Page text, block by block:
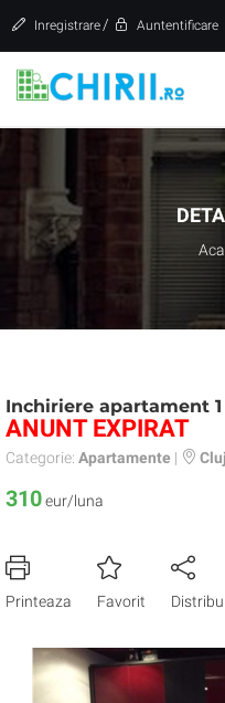
Inregistrare / Auntentificare
Inchiriere apartament
ANUNT EXPIRAT
Categorie: Apartamente |
310eur/luna
Printeaza Favorit